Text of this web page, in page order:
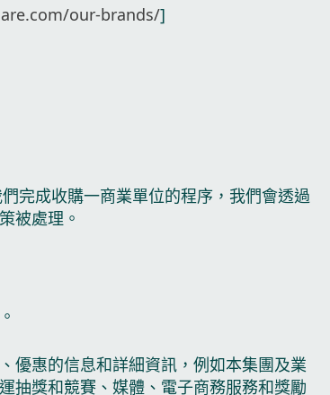
our-brands/]
完成收購一商業單位的程序，我們會透過
被處理。
優惠的信息和詳細資訊，例如本集團及業
抽獎和競賽、媒體、電子商務服務和獎勵